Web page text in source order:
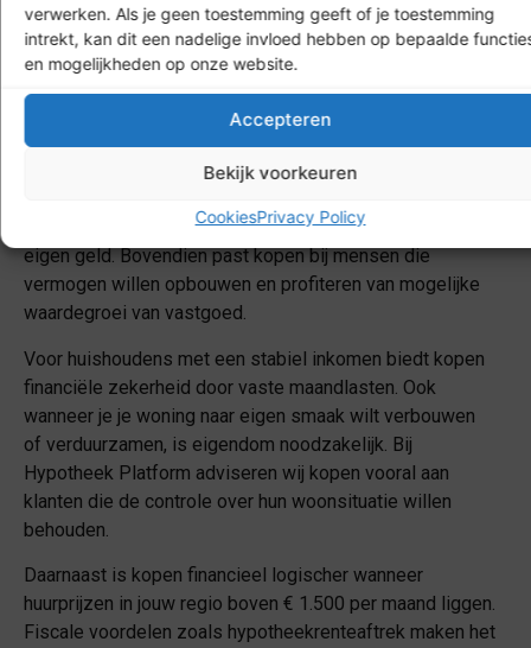
verwerken. Als je geen toestemming geeft of je toestemming
intrekt, kan dit een nadelige invloed hebben op bepaalde
en mogelijkheden op onze website.
Accepteren
Bekijk voorkeuren
CookiesPrivacy Policy
reparaties biedt huren ook uitkomst.
Wanneer kies je voor
kopen?
dezelfde woning wilt wonen en beschikt over voldoende
eigen geld. Bovendien past kopen bij mensen die
vermogen willen opbouwen en profiteren van mogelijke
waardegroei van vastgoed.
Voor huishoudens met een stabiel inkomen biedt kopen
financiële zekerheid door vaste maandlasten. Ook
wanneer je je woning naar eigen smaak wilt verbouwen
of verduurzamen, is eigendom noodzakelijk. Bij
Hypotheek Platform adviseren wij kopen vooral aan
klanten die de controle over hun woonsituatie willen
behouden.
Daarnaast is kopen financieel logischer wanneer
huurprijzen in jouw regio boven € 1.500 per maand liggen.
Fiscale voordelen zoals hypotheekrenteaftrek maken het